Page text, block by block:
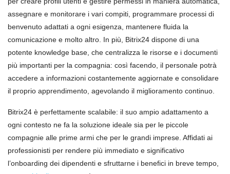
assegnare e monitorare i vari compiti, programmare processi di
benvenuto adattati a ogni esigenza, mantenere fluida la
comunicazione e molto altro. In più, Bitrix24 dispone di una
potente knowledge base, che centralizza le risorse e i documenti
più importanti per la compagnia: così facendo, il personale potrà
accedere a informazioni costantemente aggiornate e consolidare
il proprio apprendimento, agevolando il miglioramento continuo.
Bitrix24 è perfettamente scalabile: il suo ampio adattamento a
ogni contesto ne fa la soluzione ideale sia per le piccole
compagnie alle prime armi che per le grandi imprese. Affidati ai
professionisti per rendere più immediato e significativo
l’onboarding dei dipendenti e sfruttarne i benefici in breve tempo,